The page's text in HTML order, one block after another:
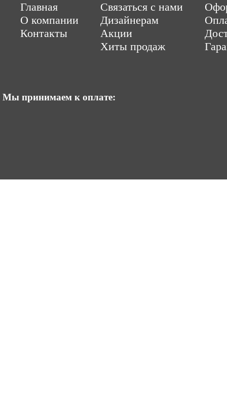
Главная
О компании
Контакты
Связаться с нами
Дизайнерам
Акции
Хиты продаж
Мы принимаем к оплате:
ItCompany Продвижение сайтов by «ВзлЁт»